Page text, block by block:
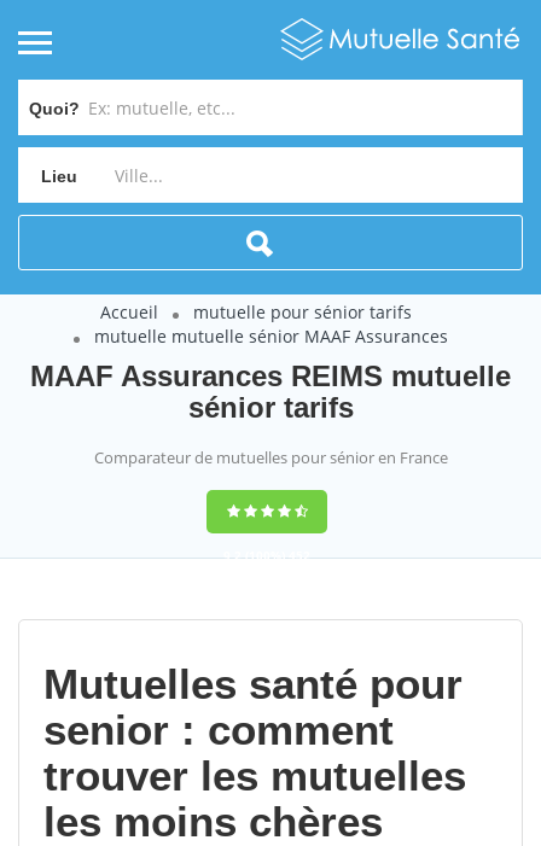
Quoi?
Lieu
Accueil
mutuelle pour sénior tarifs
mutuelle mutuelle sénior MAAF Assurances
MAAF Assurances REIMS mutuelle
sénior tarifs
Comparateur de mutuelles pour sénior en France
9,2(100%)452
Mutuelles santé pour
senior : comment
trouver les mutuelles
les moins chères